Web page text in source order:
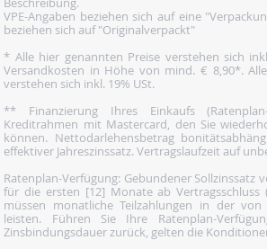
VPE-Angaben beziehen sich auf eine
beziehen sich auf "Originalverpackt"
* Alle hier genannten Preise verstehen sich
Versandkosten in Höhe von mind. € 8,90*.
verstehen sich inkl. 19% USt.
** Finanzierung Ihres Einkaufs
Kreditrahmen mit Mastercard, den Sie
können. Nettodarlehensbetrag
effektiver Jahreszinssatz. Vertragslaufzeit auf
Ratenplan-Verfügung: Gebundener Sollzinssatz
für die ersten [12] Monate ab Vertragsschluss
müssen monatliche Teilzahlungen in der
leisten. Führen Sie Ihre Ratenplan-
Zinsbindungsdauer zurück, gelten die